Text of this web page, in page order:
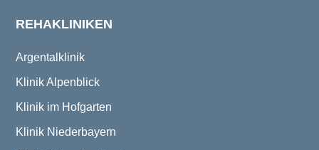
REHAKLINIKEN
Argentalklinik
Klinik Alpenblick
Klinik im Hofgarten
Klinik Niederbayern